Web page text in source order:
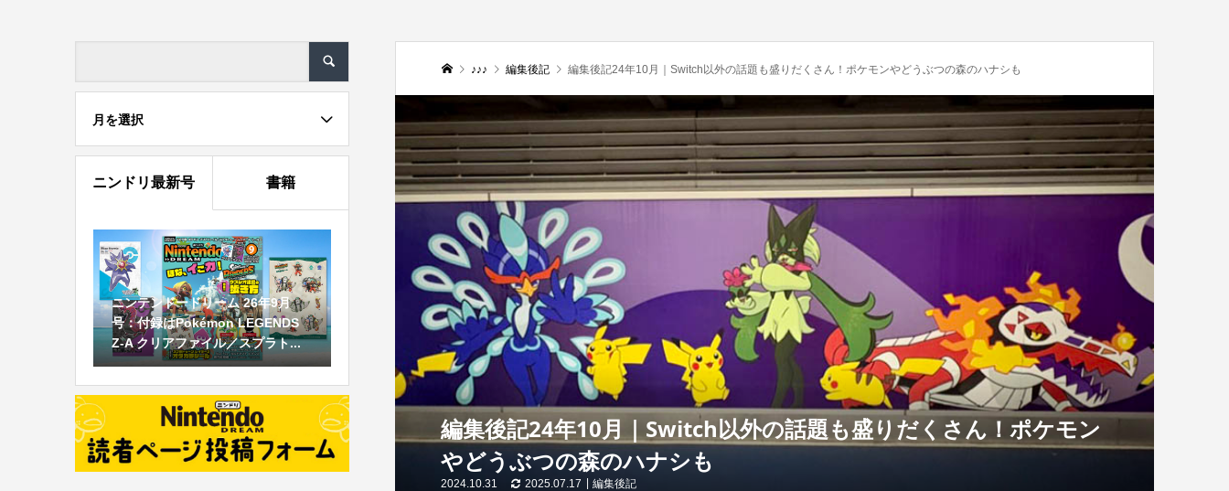
♪♪♪ 編集後記 編集後記24年10月｜Switch以外の話題も盛りだくさん！ポケモンやどうぶつの森のハナシも
編集後記24年10月｜Switch以外の話題も盛りだくさん！ポケモン
やどうぶつの森のハナシも
2024.10.31 2025.07.17 編集後記
月を選択
ニンドリ最新号 書籍
ニンテンドードリーム 26年9月
号：付録はPokémon LEGENDS
Z-A クリアファイル／スプラト...